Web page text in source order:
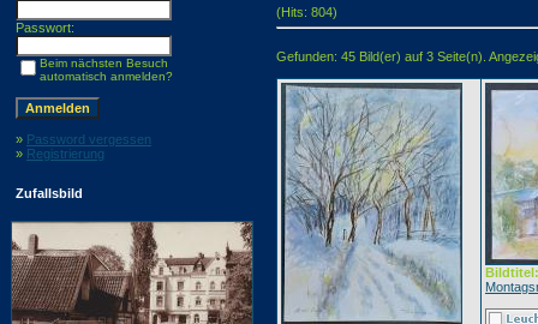
Passwort:
Beim nächsten Besuch
automatisch anmelden?
» Password vergessen
» Registrierung
Zufallsbild
(Hits: 804)
Gefunden: 45 Bild(er) auf 3 Seite(n).